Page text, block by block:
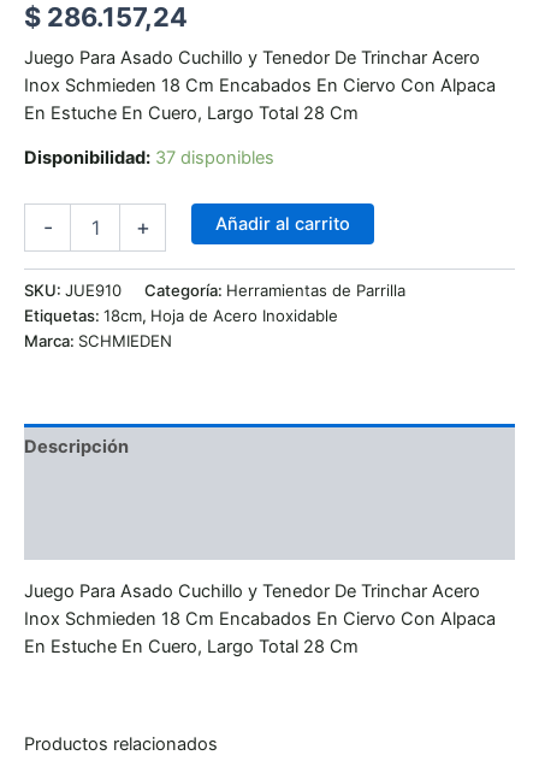
$ 286.157,24
Juego Para Asado Cuchillo y Tenedor De Trinchar Acero
Inox Schmieden 18 Cm Encabados En Ciervo Con Alpaca
En Estuche En Cuero, Largo Total 28 Cm
Disponibilidad: 37 disponibles
- + Añadir al carrito
SKU: JUE910 Categoría: Herramientas de Parrilla
Etiquetas: 18cm, Hoja de Acero Inoxidable
Marca: SCHMIEDEN
Descripción
Juego Para Asado Cuchillo y Tenedor De Trinchar Acero
Inox Schmieden 18 Cm Encabados En Ciervo Con Alpaca
En Estuche En Cuero, Largo Total 28 Cm
Productos relacionados